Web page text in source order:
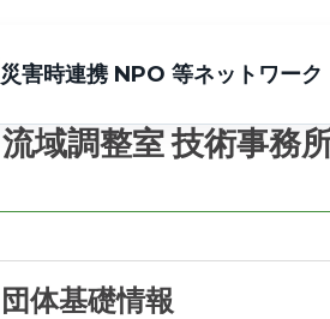
災害時連携 NPO 等ネットワーク
流域調整室 技術事務
団体基礎情報